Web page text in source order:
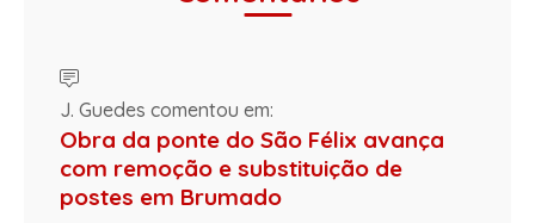
J. Guedes comentou em:
Obra da ponte do São Félix avança
com remoção e substituição de
postes em Brumado